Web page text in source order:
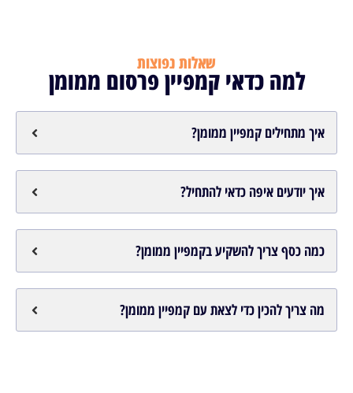
שאלות נפוצות
למה כדאי קמפיין פרסום ממומן
איך מתחילים קמפיין ממומן?
איך יודעים איפה כדאי להתחיל?
כמה כסף צריך להשקיע בקמפיין ממומן?
מה צריך להכין כדי לצאת עם קמפיין ממומן?